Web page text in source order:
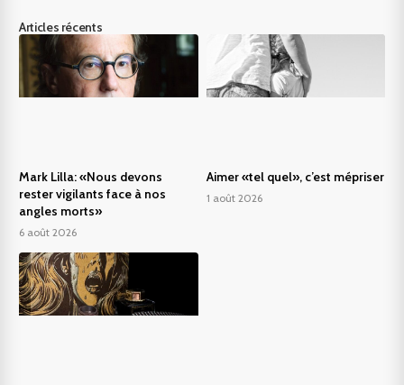
Articles récents
Mark Lilla: «Nous devons
rester vigilants face à nos
angles morts»
6 août 2026
Aimer «tel quel», c’est mépriser
1 août 2026